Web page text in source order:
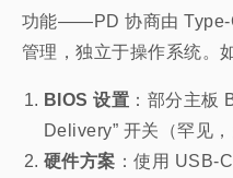
功能——PD 协商由 Type-
管理，独立于操作系统。
BIOS 设置 ：部分主板
Delivery” 开关（罕见，
硬件方案 ：使用 USB-